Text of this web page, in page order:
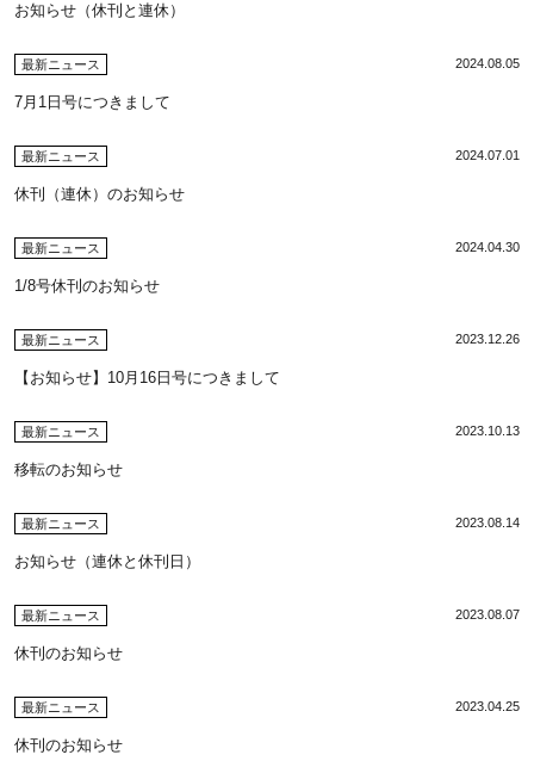
お知らせ（休刊と連休）
最新ニュース 2024.08.05
7月1日号につきまして
最新ニュース 2024.07.01
休刊（連休）のお知らせ
最新ニュース 2024.04.30
1/8号休刊のお知らせ
最新ニュース 2023.12.26
【お知らせ】10月16日号につきまして
最新ニュース 2023.10.13
移転のお知らせ
最新ニュース 2023.08.14
お知らせ（連休と休刊日）
最新ニュース 2023.08.07
休刊のお知らせ
最新ニュース 2023.04.25
休刊のお知らせ